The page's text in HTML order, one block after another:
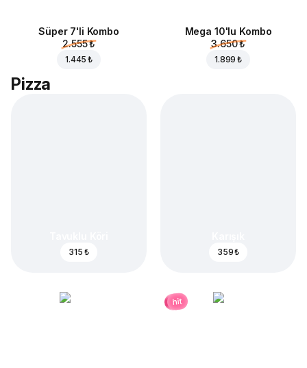
Süper 7'li Kombo
2.555 ₺
1.445 ₺
Mega 10'lu Kombo
3.650 ₺
1.899 ₺
Pizza
315 ₺ 359 ₺
hit